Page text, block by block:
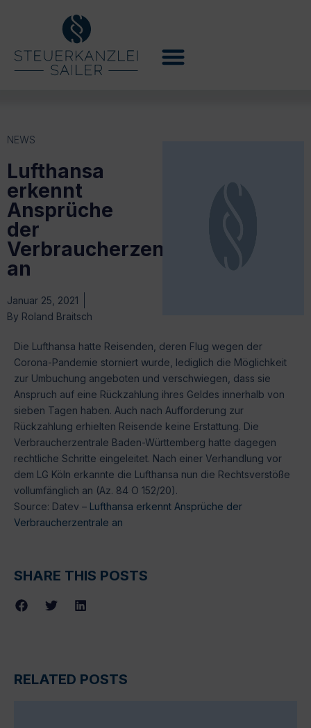
NEWS
Lufthansa
erkennt
Ansprüche
der
Verbraucherzentrale
an
Januar 25, 2021
By Roland Braitsch
Die Lufthansa hatte Reisenden, deren Flug wegen der
Corona-Pandemie storniert wurde, lediglich die Möglichkeit
zur Umbuchung angeboten und verschwiegen, dass sie
Anspruch auf eine Rückzahlung ihres Geldes innerhalb von
sieben Tagen haben. Auch nach Aufforderung zur
Rückzahlung erhielten Reisende keine Erstattung. Die
Verbraucherzentrale Baden-Württemberg hatte dagegen
rechtliche Schritte eingeleitet. Nach einer Verhandlung vor
dem LG Köln erkannte die Lufthansa nun die Rechtsverstöße
vollumfänglich an (Az. 84 O 152/20).
Source: Datev – Lufthansa erkennt Ansprüche der
Verbraucherzentrale an
SHARE THIS POSTS
RELATED POSTS